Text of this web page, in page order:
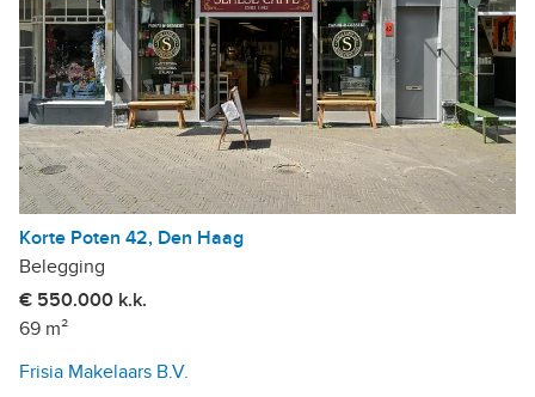
Korte Poten 42, Den Haag
Belegging
€ 550.000 k.k.
69 m²
Frisia Makelaars B.V.